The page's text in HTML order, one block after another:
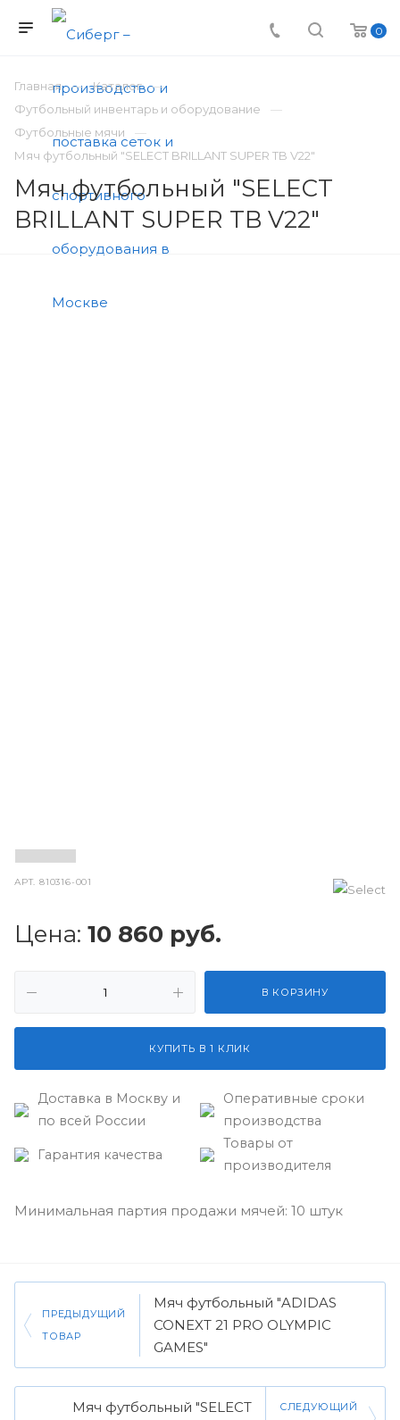
0
Главная
Каталог
Футбольный инвентарь и оборудование
Футбольные мячи
Мяч футбольный "SELECT BRILLANT SUPER TB V22"
Мяч футбольный "SELECT
BRILLANT SUPER TB V22"
АРТ.810316-001
Цена: 10 860 руб.
В КОРЗИНУ
КУПИТЬ В 1 КЛИК
Доставка в Москву и
по всей России
Оперативные сроки
производства
Гарантия качества
Товары от
производителя
Минимальная партия продажи мячей: 10 штук
ПРЕДЫДУЩИЙ
ТОВАР
Мяч футбольный "ADIDAS
CONEXT 21 PRO OLYMPIC
GAMES"
Мяч футбольный "SELECT
СЛЕДУЮЩИЙ